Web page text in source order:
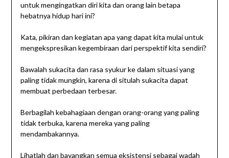
untuk mengingatkan diri kita dan orang lain betapa
hebatnya hidup hari ini?
Kata, pikiran dan kegiatan apa yang dapat kita mulai untuk
mengekspresikan kegembiraan dari perspektif kita sendiri?
Bawalah sukacita dan rasa syukur ke dalam situasi yang
paling tidak mungkin, karena di situlah sukacita dapat
membuat perbedaan terbesar.
Berbagilah kebahagiaan dengan orang-orang yang paling
tidak terbuka, karena mereka yang paling
mendambakannya.
Lihatlah dan bayangkan semua eksistensi sebagai wadah